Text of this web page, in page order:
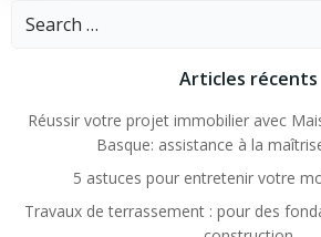
Search
Articles récents
Réussir votre projet immobilier avec
Basque: assistance à la
5 astuces pour entretenir votre
Travaux de terrassement : pour des